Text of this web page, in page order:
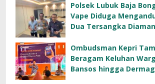
Polsek Lubuk Baja
Vape Diduga
Dua Tersangka
Ombudsman Kepri
Beragam Keluhan
Bansos hingga